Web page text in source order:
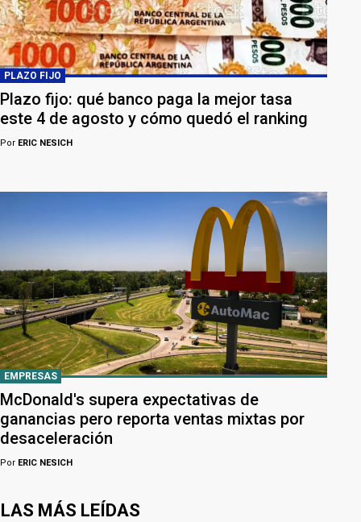
PLAZO FIJO
Plazo fijo: qué banco paga la mejor tasa
este 4 de agosto y cómo quedó el ranking
Por ERIC NESICH
EMPRESAS
McDonald's supera expectativas de
ganancias pero reporta ventas mixtas por
desaceleración
Por ERIC NESICH
LAS MÁS LEÍDAS